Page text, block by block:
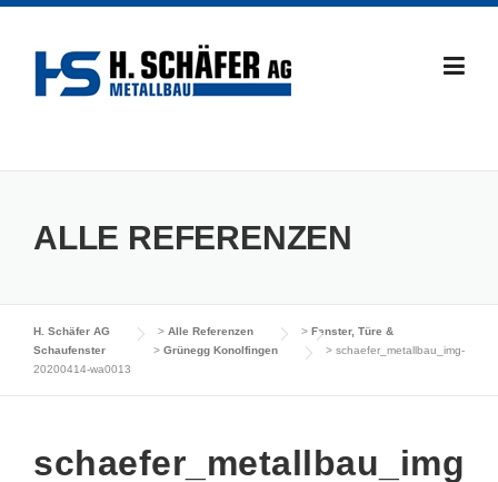
content
ALLE REFERENZEN
H. Schäfer AG > Alle Referenzen > Fenster, Türe &
Schaufenster
> Grünegg Konolfingen > schaefer_metallbau_img-
20200414-wa0013
schaefer_metallbau_img